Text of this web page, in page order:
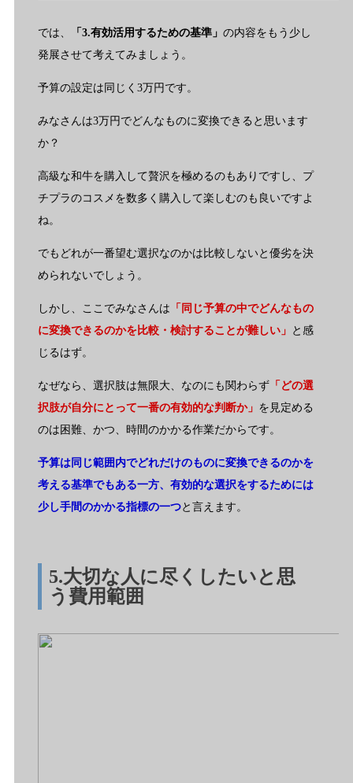
では、 「3.有効活用するための基準」 の内容をもう少し
発展させて考えてみましょう。
予算の設定は同じく3万円です。
みなさんは3万円でどんなものに変換できると思います
か？
高級な和牛を購入して贅沢を極めるのもありですし、プ
チプラのコスメを数多く購入して楽しむのも良いですよ
ね。
でもどれが一番望む選択なのかは比較しないと優劣を決
められないでしょう。
しかし、ここでみなさんは 「同じ予算の中でどんなもの
に変換できるのかを比較・検討することが難しい」 と感
じるはず。
なぜなら、選択肢は無限大、なのにも関わらず 「どの選
択肢が自分にとって一番の有効的な判断か」 を見定める
のは困難、かつ、時間のかかる作業だからです。
予算は同じ範囲内でどれだけのものに変換できるのかを
考える基準でもある一方、有効的な選択をするためには
少し手間のかかる指標の一つと言えます。
5.大切な人に尽くしたいと思
う費用範囲